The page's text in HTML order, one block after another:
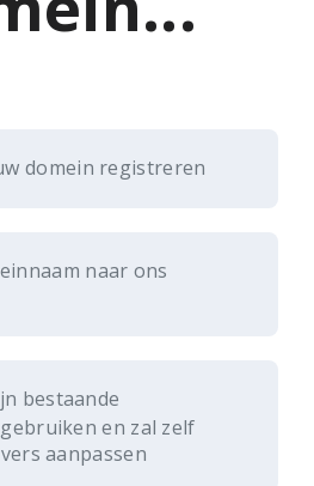
domein registreren
naar ons
bestaande
en zal zelf
aanpassen